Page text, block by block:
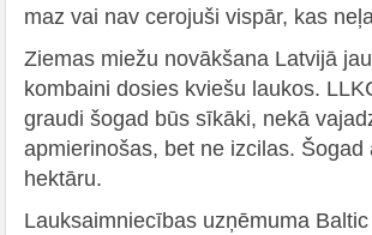
maz vai nav cerojuši vispār, kas
Ziemas miežu novākšana Latvijā
kombaini dosies kviešu laukos.
graudi šogad būs sīkāki, nekā
apmierinošas, bet ne izcilas.
hektāru.
Lauksaimniecības uzņēmuma